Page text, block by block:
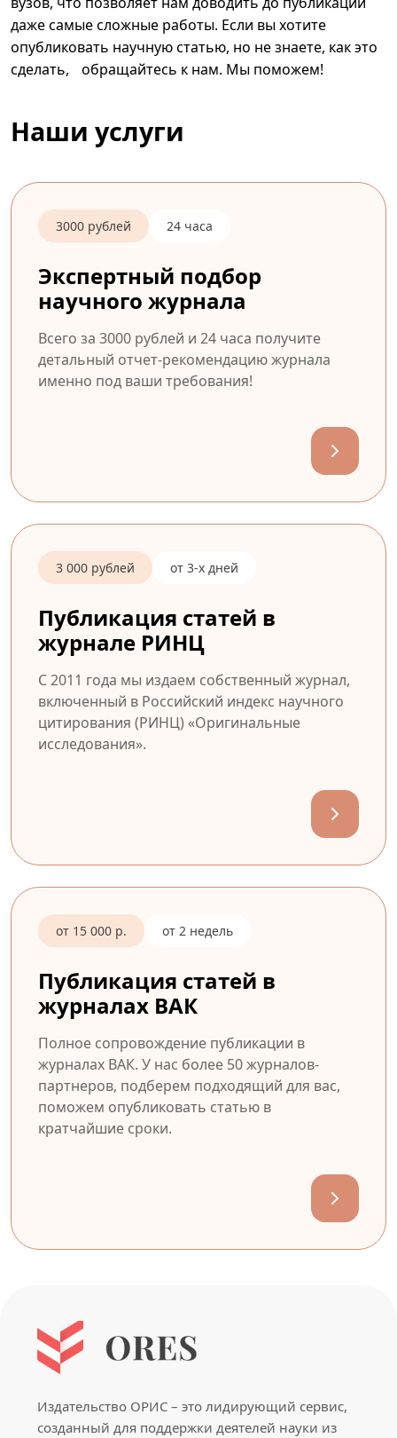
даже самые сложные работы. Если вы хотите
опубликовать научную статью, но не знаете, как это
сделать, обращайтесь к нам. Мы поможем!
Наши услуги
3000 рублей 24 часа
Экспертный подбор
научного журнала
Всего за 3000 рублей и 24 часа получите
детальный отчет-рекомендацию журнала
именно под ваши требования!
3 000 рублей от 3-х дней
Публикация статей в
журнале РИНЦ
С 2011 года мы издаем собственный журнал,
включенный в Российский индекс научного
цитирования (РИНЦ) «Оригинальные
исследования».
от 15 000 р. от 2 недель
Публикация статей в
журналах ВАК
Полное сопровождение публикации в
журналах ВАК. У нас более 50 журналов-
партнеров, подберем подходящий для вас,
поможем опубликовать статью в
кратчайшие сроки.
Издательство ОРИС – это лидирующий сервис,
созданный для поддержки деятелей науки из